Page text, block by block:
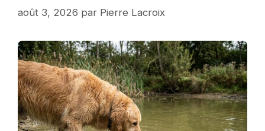
août 3, 2026 par Pierre Lacroix